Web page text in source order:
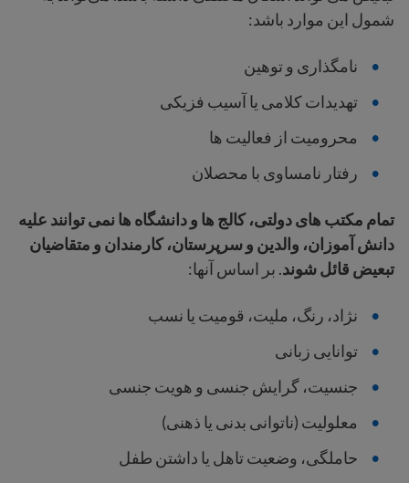
شمول این موارد باشد:
نامگذاری و توهین
تهدیدات کلامی یا آسیب فزیکی
محرومیت از فعالیت ها
رفتار نامساوی با محصلان
تمام مکتب های دولتی، کالج ها و دانشگاه ها نمی توانند علیه
دانش آموزان، والدین و سرپرستان، کارمندان و متقاضیان
تبعیض قائل شوند. بر اساس آنها:
نژاد، رنگ، ملیت، قومیت یا نسب
توانایی زبانی
جنسیت، گرایش جنسی و هویت جنسی
معلولیت (ناتوانی بدنی یا ذهنی)
حاملگی، وضعیت تاهل یا داشتن طفل